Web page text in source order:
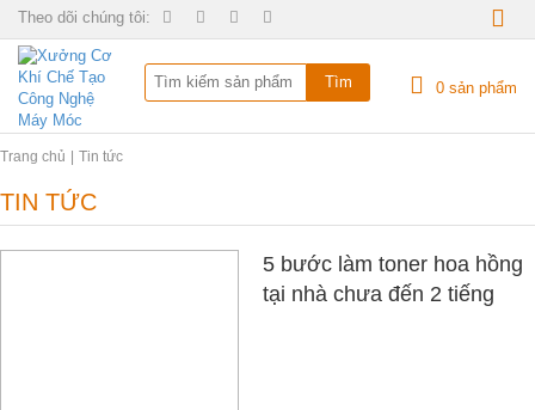
Theo dõi chúng tôi:
0 sản phẩm
Trang chủ Tin tức
TIN TỨC
5 bước làm toner hoa hồng
tại nhà chưa đến 2 tiếng